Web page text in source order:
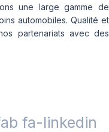
une large gamme de
automobiles. Qualité et
partenariats avec des
fa-linkedin